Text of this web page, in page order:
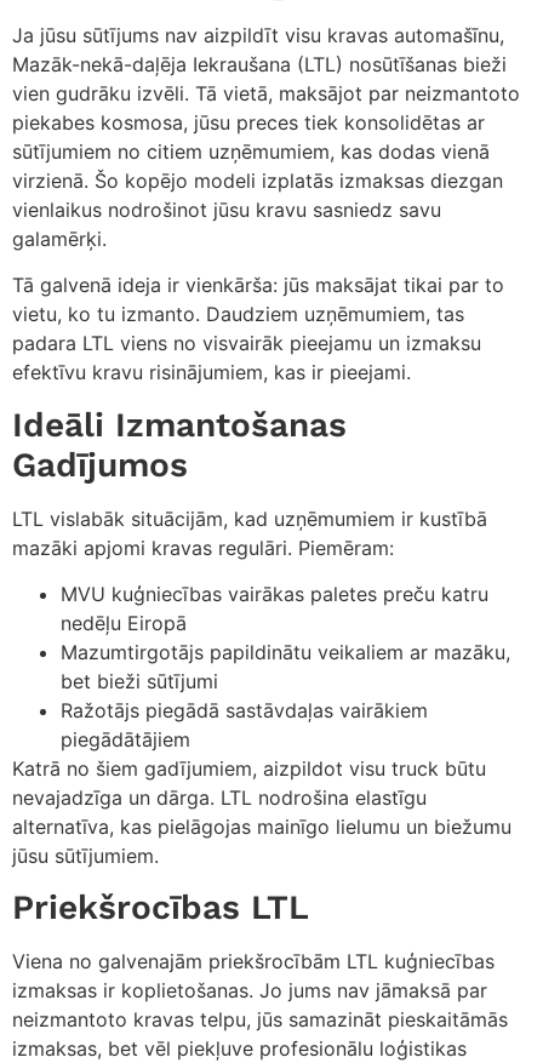
Ja jūsu sūtījums nav aizpildīt visu kravas automašīnu,
Mazāk-nekā-daļēja Iekraušana (LTL) nosūtīšanas bieži
vien gudrāku izvēli. Tā vietā, maksājot par neizmantoto
piekabes kosmosa, jūsu preces tiek konsolidētas ar
sūtījumiem no citiem uzņēmumiem, kas dodas vienā
virzienā. Šo kopējo modeli izplatās izmaksas diezgan
vienlaikus nodrošinot jūsu kravu sasniedz savu
galamērķi.
Tā galvenā ideja ir vienkārša: jūs maksājat tikai par to
vietu, ko tu izmanto. Daudziem uzņēmumiem, tas
padara LTL viens no visvairāk pieejamu un izmaksu
efektīvu kravu risinājumiem, kas ir pieejami.
Ideāli Izmantošanas
Gadījumos
LTL vislabāk situācijām, kad uzņēmumiem ir kustībā
mazāki apjomi kravas regulāri. Piemēram:
MVU kuģniecības vairākas paletes preču katru
nedēļu Eiropā
Mazumtirgotājs papildinātu veikaliem ar mazāku,
bet bieži sūtījumi
Ražotājs piegādā sastāvdaļas vairākiem
piegādātājiem
Katrā no šiem gadījumiem, aizpildot visu truck būtu
nevajadzīga un dārga. LTL nodrošina elastīgu
alternatīva, kas pielāgojas mainīgo lielumu un biežumu
jūsu sūtījumiem.
Priekšrocības LTL
Viena no galvenajām priekšrocībām LTL kuģniecības
izmaksas ir koplietošanas. Jo jums nav jāmaksā par
neizmantoto kravas telpu, jūs samazināt pieskaitāmās
izmaksas, bet vēl piekļuve profesionālu loģistikas